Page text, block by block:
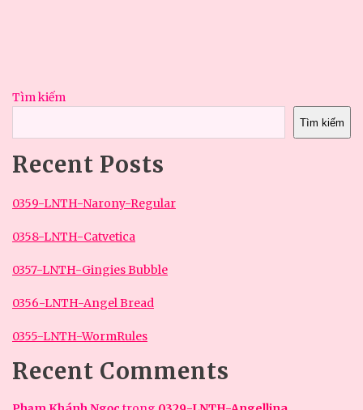
Tìm kiếm
Tìm kiếm
Recent Posts
0359-LNTH-Narony-Regular
0358-LNTH-Catvetica
0357-LNTH-Gingies Bubble
0356-LNTH-Angel Bread
0355-LNTH-WormRules
Recent Comments